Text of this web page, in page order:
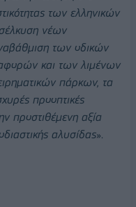
των ελληνικών
νέων
των οδικών
και των λιμένων
πάρκων, τα
προοπτικές
προστιθέμενη αξία
αλυσίδας».